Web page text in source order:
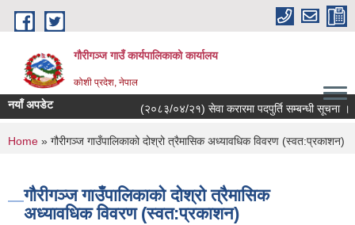
Skip to main content
गौरीगञ्‍ज गाउँ कार्यपालिकाको कार्यालय
कोशी प्रदेश, नेपाल
नयाँ अपडेट (२०८३/०४/२१) सेवा करारमा पदपुर्ति सम्बन्धी सूचना ।
You are here
Home » गौरीगञ्‍ज गाउँपालिकाको दोश्रो त्रैमासिक अध्यावधिक विवरण (स्वत:प्रकाशन)
गौरीगञ्‍ज गाउँपालिकाको दोश्रो त्रैमासिक
अध्यावधिक विवरण (स्वत:प्रकाशन)